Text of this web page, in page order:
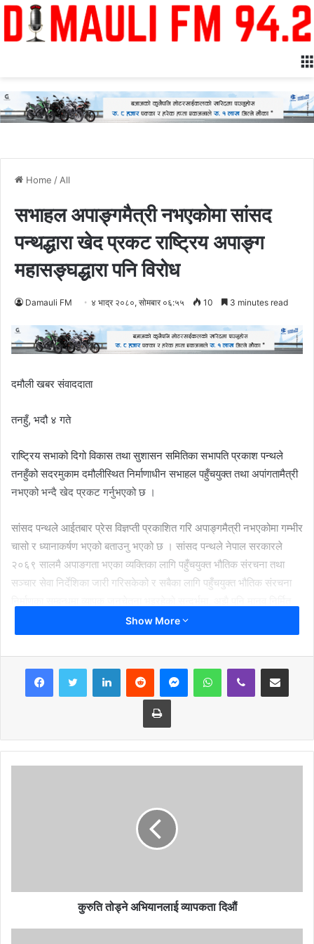
Home / All
सभाहल अपाङ्गमैत्री नभएकोमा सांसद
पन्थद्धारा खेद प्रकट राष्ट्रिय अपाङ्ग
महासङ्घद्धारा पनि विरोध
Damauli FM ४ भाद्र २०८०, सोमबार ०६:५५ 10 3 minutes read
दमौली खबर संवाददाता
तनहुँ, भदौ ४ गते
राष्ट्रिय सभाको दिगो विकास तथा सुशासन समितिका सभापति प्रकाश पन्थले
तनहुँको सदरमुकाम दमौलीस्थित निर्माणाधीन सभाहल पहुँचयुक्त तथा अपांगतामैत्री
नभएको भन्दै खेद प्रकट गर्नुभएको छ ।
सांसद पन्थले आईतबार प्रेस विज्ञप्ती प्रकाशित गरि अपाङ्गमैत्री नभएकोमा गम्भीर
चासो र ध्यानाकर्षण भएको बताउनु भएको छ । सांसद पन्थले नेपाल सरकारले
२०६९ सालमै अपाङगता भएका व्यक्तिका लागि पहुँचयुक्त भौतिक संरचना तथा
सञ्चार सेवा निर्देशिका जारी गरिसकेको र सबैका लागि पहुँचयुक्त भौतिक संरचना
सार्वजनिक भौतिक संरचनाहरु पहुँचयुक्त मापदण्ड र भवन निर्माण आचारसंहिता
अनुरुप डिजाइन र निर्माण नहुनु अत्यन्तै दुखद भएको उल्लेख गर्दै यस सम्बन्धमा
सरकारको गम्भीर ध्यानाकर्षण गराउँदछु भनि विज्ञप्तीमा जनाउनु भएको छ ।
सांसद पन्थले भन्नु भएको छ, ‘‘मलाई विश्वास थियो कि तनहुँ दमौलीस्थित
सरोकारवाला र अधिकारवादी साथीहरुले समयमै आवश्यक ध्यानदृष्टि दिनु भएकै
होला, अपांगताको सवालमा समयमै हस्तक्षेप गर्ने र अधिकारको सवालमा खरो उत्रने
भएको छ ।’’ यसतर्फ अपांगता अधिकारकर्मी, सरोकारवाला लगायत हामी सबैको
सवाललाई जिम्मेवारी र गम्भीरतापूर्वक लिँदै समस्या समाधान र सुधार गर्नुपर्ने
जिम्मेवारी समेत महसुस गरी सरकारका सम्बन्धित निकायसँग आवश्यक निरन्तर
लागि अनुरोध गर्दछु ।
Show More
Print
कुरुति तोड्ने अभियानलाई व्यापकता दिऔं